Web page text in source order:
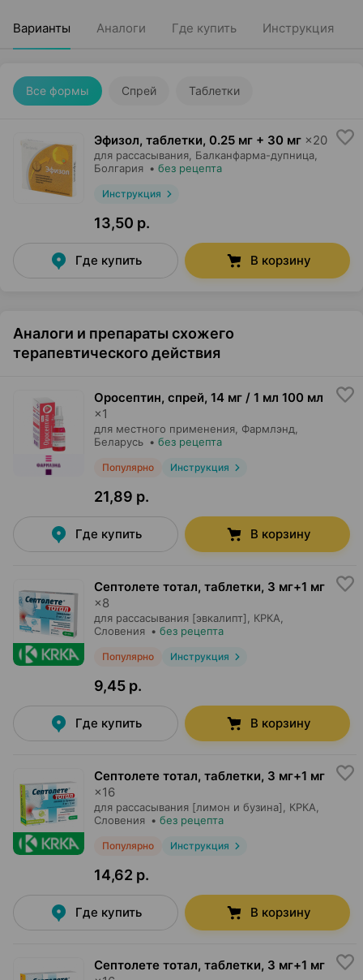
Варианты Аналоги Где купить Инструкция
Все формы Спрей Таблетки
Эфизол, таблетки, 0.25 мг + 30 мг ×20
для рассасывания, Балканфарма-дупница
Болгария • без рецепта
Инструкция
13,50 р.
Где купить В корзину
Аналоги и препараты схожего
терапевтического действия
Оросептин, спрей, 14 мг / 1 мл 100 мл
×1
для местного применения, Фармлэнд
Беларусь • без рецепта
Популярно Инструкция
21,89 р.
Где купить В корзину
Септолете тотал, таблетки, 3 мг+1 мг
×8
для рассасывания [эвкалипт], КРКА
Словения • без рецепта
Популярно Инструкция
9,45 р.
Где купить В корзину
Септолете тотал, таблетки, 3 мг+1 мг
×16
для рассасывания [лимон и бузина], КРКА
Словения • без рецепта
Популярно Инструкция
14,62 р.
Где купить В корзину
Септолете тотал, таблетки, 3 мг+1 мг